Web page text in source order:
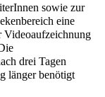
sowie zur
eine
Videoaufzeichnung
drei Tagen
länger benötigt